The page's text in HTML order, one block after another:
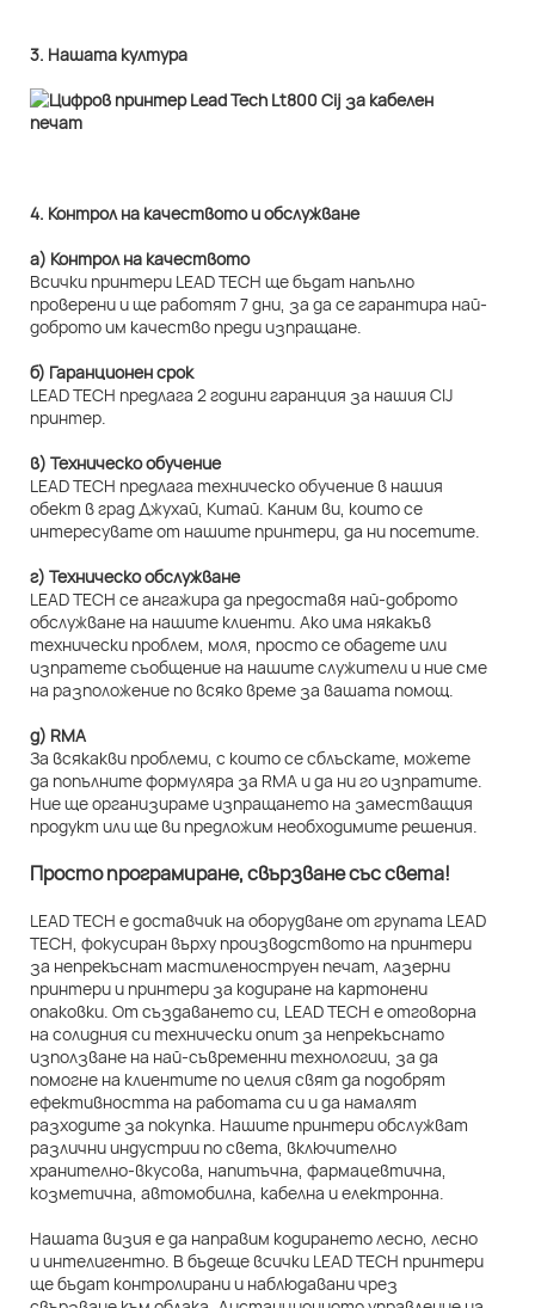
3. Нашата култура
4. Контрол на качеството и обслужване
а) Контрол на качеството
Всички принтери LEAD TECH ще бъдат напълно
проверени и ще работят 7 дни, за да се гарантира най-
доброто им качество преди изпращане.
б) Гаранционен срок
LEAD TECH предлага 2 години гаранция за нашия CIJ
принтер.
в) Техническо обучение
LEAD TECH предлага техническо обучение в нашия
обект в град Джухай, Китай. Каним ви, които се
интересувате от нашите принтери, да ни посетите.
г) Техническо обслужване
LEAD TECH се ангажира да предоставя най-доброто
обслужване на нашите клиенти. Ако има някакъв
технически проблем, моля, просто се обадете или
изпратете съобщение на нашите служители и ние сме
на разположение по всяко време за вашата помощ.
д) RMA
За всякакви проблеми, с които се сблъскате, можете
да попълните формуляра за RMA и да ни го изпратите.
Ние ще организираме изпращането на заместващия
продукт или ще ви предложим необходимите решения.
Просто програмиране, свързване със света!
LEAD TECH е доставчик на оборудване от групата LEAD
TECH, фокусиран върху производството на принтери
за непрекъснат мастиленоструен печат, лазерни
принтери и принтери за кодиране на картонени
опаковки. От създаването си, LEAD TECH е отговорна
на солидния си технически опит за непрекъснато
използване на най-съвременни технологии, за да
помогне на клиентите по целия свят да подобрят
ефективността на работата си и да намалят
разходите за покупка. Нашите принтери обслужват
различни индустрии по света, включително
хранително-вкусова, напитъчна, фармацевтична,
козметична, автомобилна, кабелна и електронна.
Нашата визия е да направим кодирането лесно, лесно
и интелигентно. В бъдеще всички LEAD TECH принтери
ще бъдат контролирани и наблюдавани чрез